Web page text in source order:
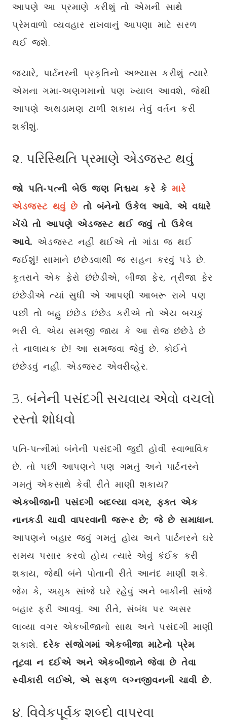
આપણે આ પ્રમાણે કરીશું તો એમની સાથે
પ્રેમવાળો વ્યવહાર રાખવાનું આપણા માટે સરળ
થઈ જશે.
જ્યારે, પાર્ટનરની પ્રકૃતિનો અભ્યાસ કરીશું ત્યારે
એમના ગમા-અણગમાનો પણ ખ્યાલ આવશે, જેથી
આપણે અથડામણ ટાળી શકાય તેવું વર્તન કરી
શકીશું.
૨. પરિસ્થિતિ પ્રમાણે એડજસ્ટ થવું
જો પતિ-પત્ની બેઉ જણ નિશ્ચય કરે કેમારે
એડજસ્ટ થવું છે તો બંનેનો ઉકેલ આવે. એ વધારે
ખેંચે તો આપણે એડજસ્ટ થઈ જવું તો ઉકેલ
આવે. એડજસ્ટ નહીં થઈએ તો ગાંડા જ થઈ
જઈશું! સામાને છંછેડવાથી જ સહન કરવું પડે છે.
કૂતરાને એક ફેરો છંછેડીએ, બીજા ફેર, ત્રીજા ફેર
છંછેડીએ ત્યાં સુધી એ આપણી આબરૂ રાખે પણ
પછી તો બહુ છંછેડ છંછેડ કરીએ તો એય બચકું
ભરી લે. એય સમજી જાય કે આ રોજ છંછેડે છે
તે નાલાયક છે! આ સમજવા જેવું છે. કોઈને
છંછેડવું નહીં. એડજસ્ટ એવરીવ્હેર.
3. બંનેની પસંદગી સચવાય એવો વચલો
રસ્તો શોધવો
પતિ-પત્નીમાં બંનેની પસંદગી જુદી હોવી સ્વાભાવિક
છે. તો પછી આપણને પણ ગમતું અને પાર્ટનરને
ગમતું એકસાથે કેવી રીતે માણી શકાય?
એકબીજાની પસંદગી બદલ્યા વગર, ફક્ત એક
નાનકડી ચાવી વાપરવાની જરૂર છે; જે છે સમાધાન.
આપણને બહાર જવું ગમતું હોય અને પાર્ટનરને ઘરે
સમય પસાર કરવો હોય ત્યારે એવું કંઈક કરી
શકાય, જેથી બંને પોતાની રીતે આનંદ માણી શકે.
જેમ કે, અમુક સાંજે ઘરે રહેવું અને બાકીની સાંજે
બહાર ફરી આવવું. આ રીતે, સંબંધ પર અસર
લાવ્યા વગર એકબીજાનો સાથ અને પસંદગી માણી
શકાશે. દરેક સંજોગમાં એકબીજા માટેનો પ્રેમ
તૂટવા ન દઈએ અને એકબીજાને જેવા છે તેવા
સ્વીકારી લઈએ, એ સફળ લગ્નજીવનની ચાવી છે.
૪. વિવેકપૂર્વક શબ્દો વાપરવા